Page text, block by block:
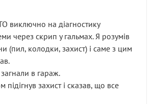
виключно на діагностику
через скрип у гальмах. Я розумів
(пил, колодки, захист) і саме з цим
в гараж.
підігнув захист і сказав, що все